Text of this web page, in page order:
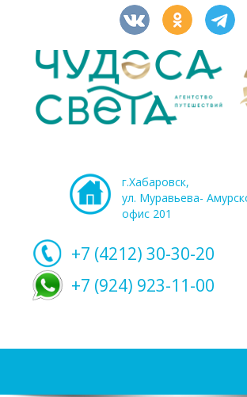
г.Хабаровск,
ул. Муравьева-
офис 201
+7 (4212) 30-30-20
+7 (924) 923-11-00